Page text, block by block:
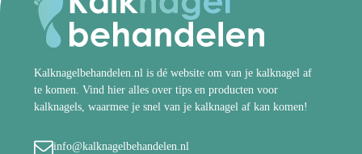
Kalknagelbehandelen.nl is dé website om van je kalknagel af
te komen. Vind hier alles over tips en producten voor
kalknagels, waarmee je snel van je kalknagel af kan komen!
info@kalknagelbehandelen.nl